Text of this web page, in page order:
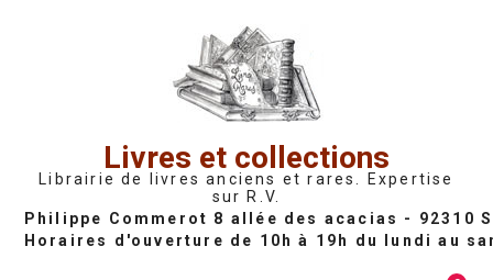
Livres et collections
Librairie de livres anciens et rares. Expertise
sur R.V.